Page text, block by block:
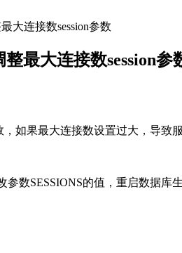
大连接数session参数
最大连接数session参
如果最大连接数设置过大，导致
参数SESSIONS的值，重启数据库